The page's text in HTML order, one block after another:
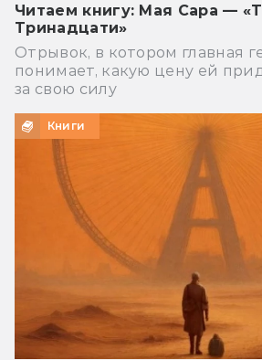
Читаем книгу: Мая Сара —
Тринадцати»
Отрывок, в котором главная
понимает, какую цену ей
за свою силу
Книги